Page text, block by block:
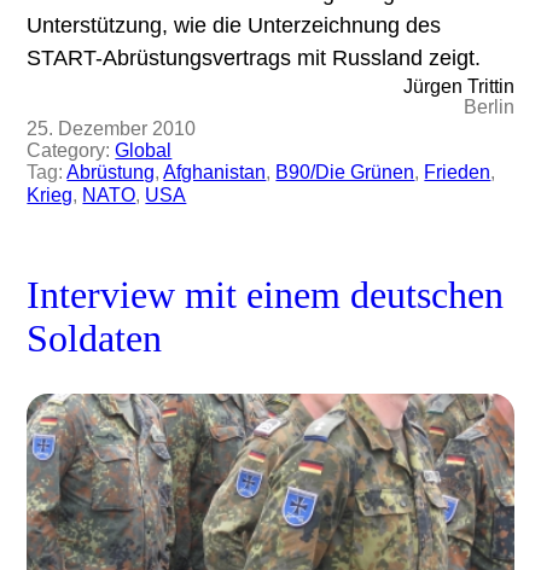
Unterstützung, wie die Unterzeichnung des
START-Abrüstungsvertrags mit Russland zeigt.
Jürgen Trittin
Berlin
25. Dezember 2010
Category:Global
Tag:Abrüstung, Afghanistan, B90/Die Grünen, Frieden
Krieg, NATO, USA
Interview mit einem deutschen
Soldaten